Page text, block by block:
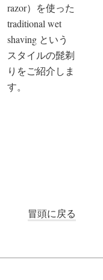
razor）を使った
traditional wet
shaving という
スタイルの髭剃
りをご紹介しま
す。
冒頭に戻る